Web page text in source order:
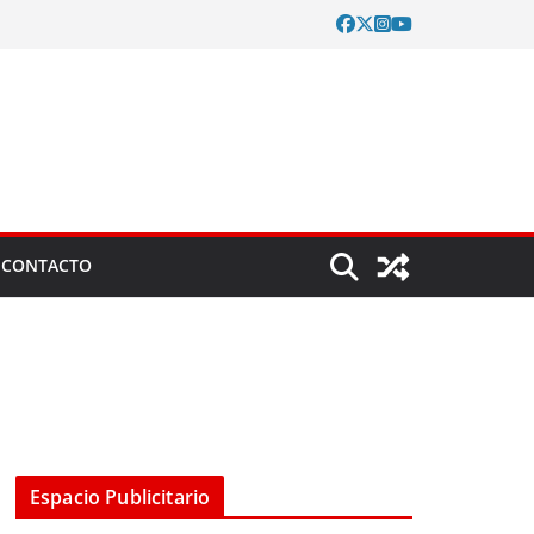
CONTACTO
Espacio Publicitario